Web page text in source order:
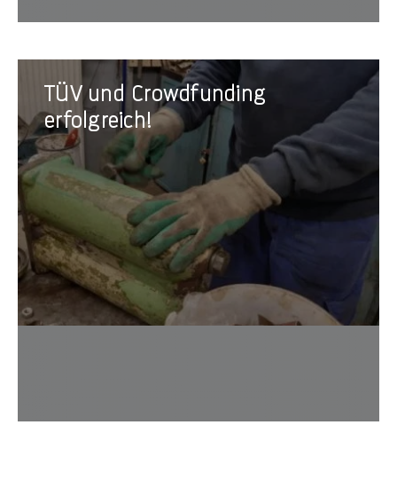
Crowdfunding
erfolgreich!
TÜV und Crowdfunding
erfolgreich!